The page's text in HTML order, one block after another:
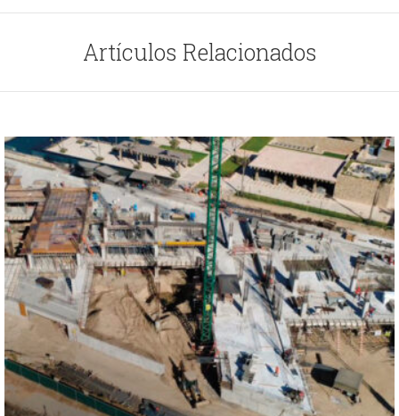
Artículos Relacionados